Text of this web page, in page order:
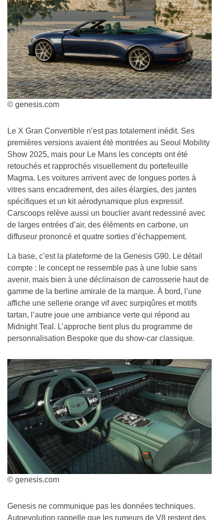
© genesis.com
Le X Gran Convertible n’est pas totalement inédit. Ses
premières versions avaient été montrées au Seoul Mobility
Show 2025, mais pour Le Mans les concepts ont été
retouchés et rapprochés visuellement du portefeuille
Magma. Les voitures arrivent avec de longues portes à
vitres sans encadrement, des ailes élargies, des jantes
spécifiques et un kit aérodynamique plus expressif.
Carscoops relève aussi un bouclier avant redessiné avec
de larges entrées d’air, des éléments en carbone, un
diffuseur prononcé et quatre sorties d’échappement.
La base, c’est la plateforme de la Genesis G90. Le détail
compte : le concept ne ressemble pas à une lubie sans
avenir, mais bien à une déclinaison de carrosserie haut de
gamme de la berline amirale de la marque. À bord, l’une
affiche une sellerie orange vif avec surpiqûres et motifs
tartan, l’autre joue une ambiance verte qui répond au
Midnight Teal. L’approche tient plus du programme de
personnalisation Bespoke que du show-car classique.
© genesis.com
Genesis ne communique pas les données techniques.
Autoevolution rappelle que les rumeurs de V8 restent des